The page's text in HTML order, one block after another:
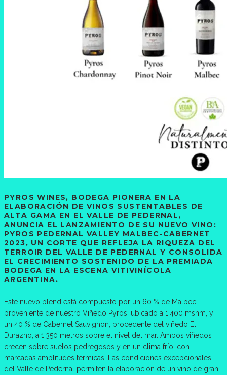
PYROS WINES, BODEGA PIONERA EN LA
ELABORACIÓN DE VINOS SUSTENTABLES DE
ALTA GAMA EN EL VALLE DE PEDERNAL,
ANUNCIA EL LANZAMIENTO DE SU NUEVO VINO:
PYROS PEDERNAL VALLEY MALBEC-CABERNET
2023, UN CORTE QUE REFLEJA LA RIQUEZA DEL
TERROIR DEL VALLE DE PEDERNAL Y CONSOLIDA
EL CRECIMIENTO SOSTENIDO DE LA PREMIADA
BODEGA EN LA ESCENA VITIVINÍCOLA
ARGENTINA.
Este nuevo blend está compuesto por un 60 % de Malbec,
proveniente de nuestro Viñedo Pyros, ubicado a 1.400 msnm, y
un 40 % de Cabernet Sauvignon, procedente del viñedo El
Durazno, a 1.350 metros sobre el nivel del mar. Ambos viñedos
crecen sobre suelos pedregosos y en un clima frío, con
marcadas amplitudes térmicas. Las condiciones excepcionales
del Valle de Pedernal permiten la elaboración de un vino de gran